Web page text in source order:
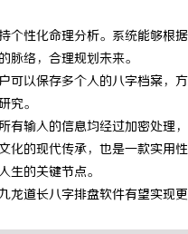
个性化命理分析。系统能够根
脉络，合理规划未来。
可以保存多个人的八字档案，
究。
输入的信息均经过加密处理
化的现代传承，也是一款实用
生的关键节点。
龙道长八字排盘软件有望实现